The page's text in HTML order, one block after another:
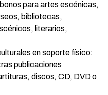
para artes escénicas,
bibliotecas,
literarios,
en soporte físico:
publicaciones
discos, CD, DVD o